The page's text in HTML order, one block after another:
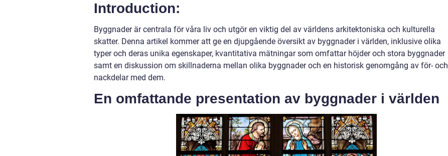
Introduction:
Byggnader är centrala för våra liv och utgör en viktig del av världens arkitektoniska och kulturella
skatter. Denna artikel kommer att ge en djupgående översikt av byggnader i världen, inklusive olika
typer och deras unika egenskaper, kvantitativa mätningar som omfattar höjder och stora byggnader
samt en diskussion om skillnaderna mellan olika byggnader och en historisk genomgång av för- och
nackdelar med dem.
En omfattande presentation av byggnader i världen